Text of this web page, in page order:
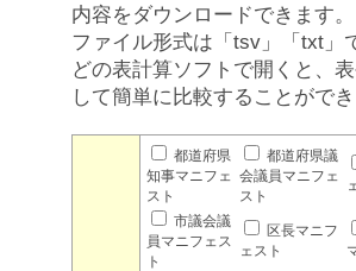
内容をダウンロードできます。
ファイル形式は「tsv」「txt」
どの表計算ソフトで開くと、
して簡単に比較することができ
都道府県
知事マニフェ
スト
都道府県議
会議員マニフェ
スト
市議会議
員マニフェス
ト
区長マニフ
ェスト